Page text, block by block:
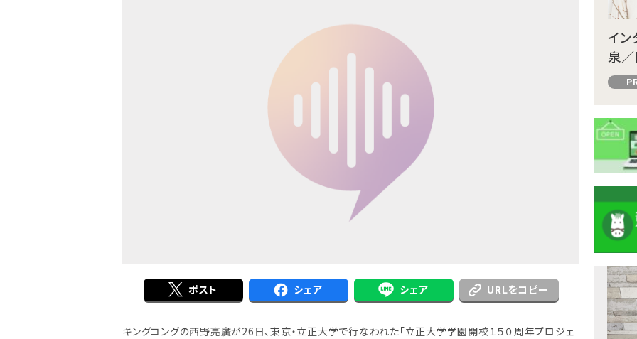
ポスト シェア シェア URLをコピー
キングコングの西野亮廣が26日、東京・立正大学で行なわれた「立正大学学園開校１５０周年プロジェ
イン
泉
注
目
ニ